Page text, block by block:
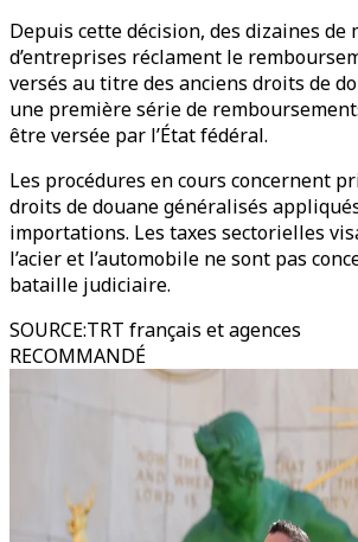
Depuis cette décision, des dizaines de
d’entreprises réclament le
versés au titre des anciens droits de
une première série de
être versée par l’État fédéral.
Les procédures en cours concernent
droits de douane généralisés
importations. Les taxes sectorielles
l’acier et l’automobile ne sont pas
bataille judiciaire.
SOURCE:TRT français et agences
RECOMMANDÉ